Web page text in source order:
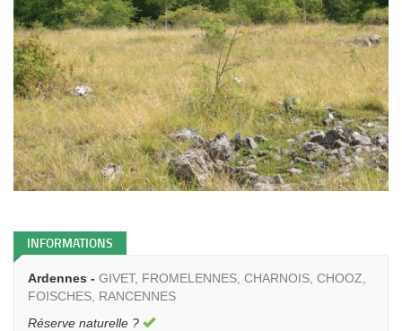
INFORMATIONS
Ardennes - GIVET, FROMELENNES, CHARNOIS, CHOOZ,
FOISCHES, RANCENNES
Réserve naturelle ?